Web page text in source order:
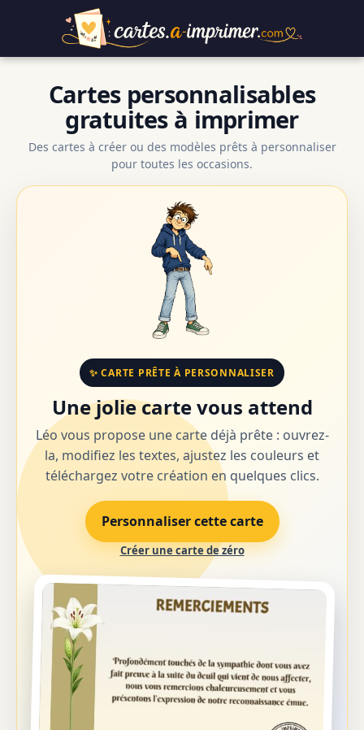
Cartes personnalisables
gratuites à imprimer
Des cartes à créer ou des modèles prêts à personnaliser
pour toutes les occasions.
✨ CARTE PRÊTE À PERSONNALISER
Une jolie carte vous attend
Léo vous propose une carte déjà prête : ouvrez-
la, modifiez les textes, ajustez les couleurs et
téléchargez votre création en quelques clics.
Personnaliser cette carte
Créer une carte de zéro